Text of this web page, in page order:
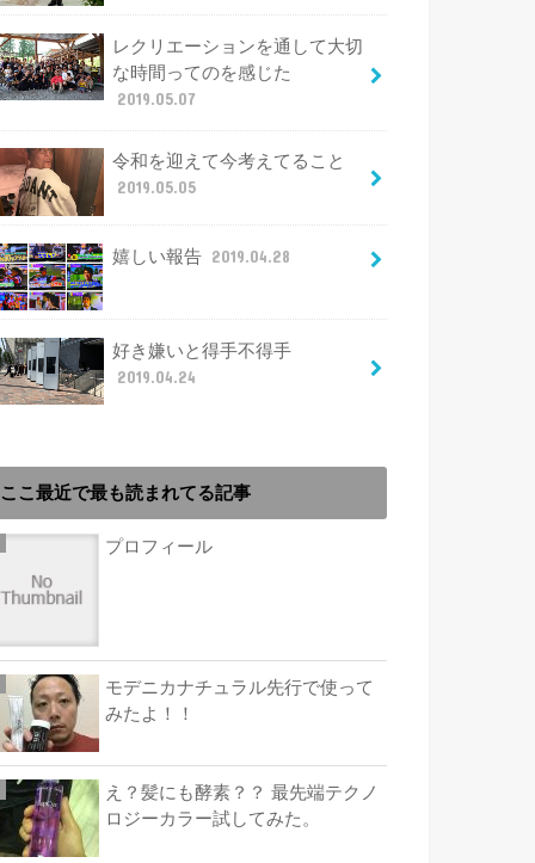
レクリエーションを通して大切
な時間ってのを感じた
2019.05.07
令和を迎えて今考えてること
2019.05.05
嬉しい報告 2019.04.28
好き嫌いと得手不得手
2019.04.24
ここ最近で最も読まれてる記事
プロフィール
モデニカナチュラル先行で使って
みたよ！！
え？髪にも酵素？？ 最先端テクノ
ロジーカラー試してみた。